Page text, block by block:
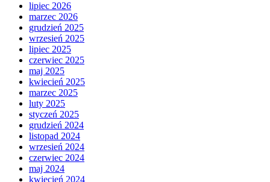
lipiec 2026
marzec 2026
grudzień 2025
wrzesień 2025
lipiec 2025
czerwiec 2025
maj 2025
kwiecień 2025
marzec 2025
luty 2025
styczeń 2025
grudzień 2024
listopad 2024
wrzesień 2024
czerwiec 2024
maj 2024
kwiecień 2024